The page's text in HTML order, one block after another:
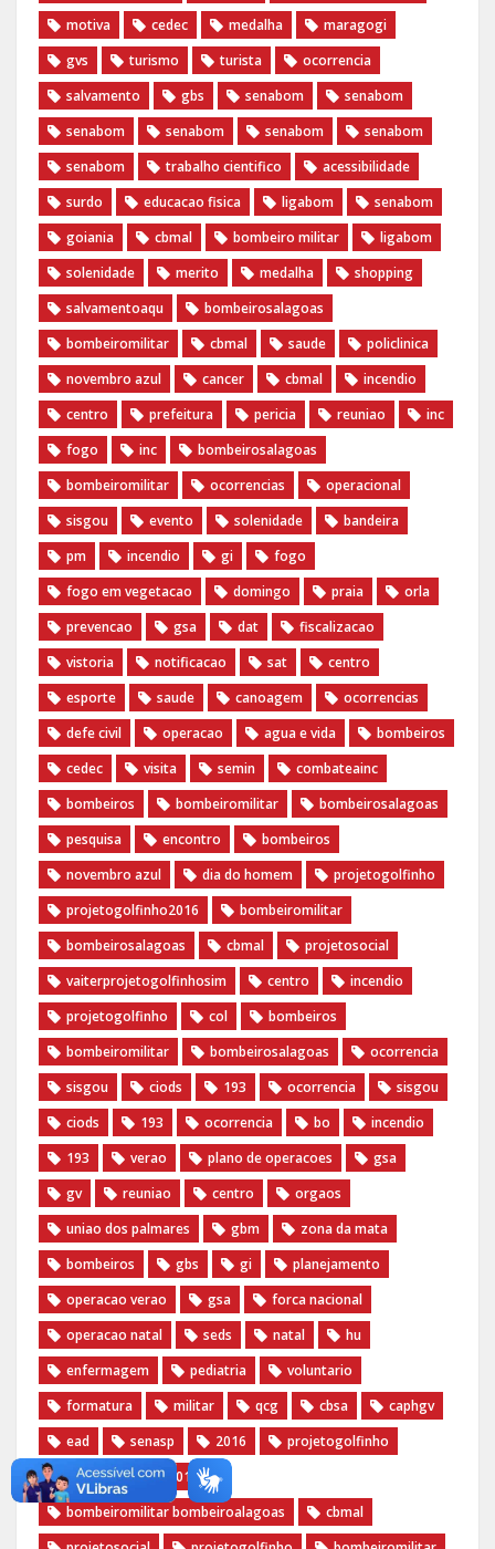
motiva
cedec medalha
maragogi
gvs
turismo turista
ocorrencia
salvamento
gbs senabom
senabom
senabom
senabom senabom
senabom
senabom
trabalho cientifico
acessibilidade
surdo
educacao fisica ligabom
senabom
goiania
cbmal bombeiro militar
ligabom
solenidade
merito medalha
shopping
salvamentoaqu
bombeirosalagoas
bombeiromilitar
cbmal saude
policlinica
novembro azul
cancer cbmal
incendio
centro
prefeitura pericia reuniao
inc
fogo
inc
bombeirosalagoas
bombeiromilitar
ocorrencias
operacional
sisgou
evento solenidade
bandeira
pm
incendio gi
fogo
fogo em vegetacao
domingo praia
orla
prevencao
gsa dat
fiscalizacao
vistoria
notificacao sat
centro
esporte
saude canoagem
ocorrencias
defe civil
operacao agua e vida
bombeiros
cedec
visita semin
combateainc
bombeiros
bombeiromilitar
bombeirosalagoas
pesquisa
encontro
bombeiros
novembro azul
dia do homem
‪projetogolfinho‬
‎projetogolfinho2016
‎bombeiromilitar‬
‎bombeirosalagoas‬
‎cbmal‬
‎projetosocial‬‪
vaiterprojetogolfinhosim‬
centro
incendio
projetogolfinho
col
bombeiros
bombeiromilitar
bombeirosalagoas
ocorrencia
sisgou
ciods 193 ocorrencia
sisgou
ciods
193 ocorrencia bo
incendio
193
verao plano de operacoes
gsa
gv
reuniao centro
orgaos
uniao dos palmares
gbm
zona da mata
bombeiros
gbs gi
planejamento
operacao verao
gsa
forca nacional
operacao natal
seds natal
hu
enfermagem
pediatria
voluntario
formatura
militar qcg cbsa
caphgv
ead
senasp 2016
projetogolfinho
projetogolfinho2016
bombeiromilitar bombeiroalagoas
cbmal